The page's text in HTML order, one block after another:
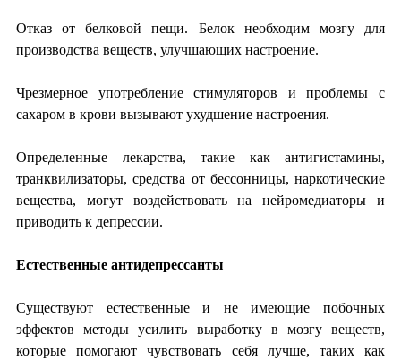
Отказ от белковой пещи. Белок необходим мозгу для
производства веществ, улучшающих настроение.
Чрезмерное употребление стимуляторов и проблемы с
сахаром в крови вызывают ухудшение настроения.
Определенные лекарства, такие как антигистамины,
транквилизаторы, средства от бессонницы, наркотические
вещества, могут воздействовать на нейромедиаторы и
приводить к депрессии.
Естественные антидепрессанты
Существуют естественные и не имеющие побочных
эффектов методы усилить выработку в мозгу веществ,
которые помогают чувствовать себя лучше, таких как